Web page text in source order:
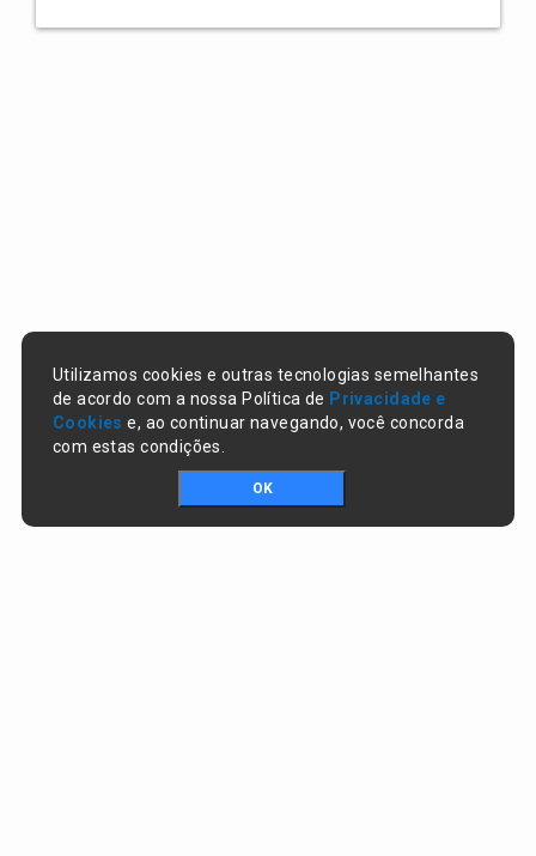
Utilizamos cookies e outras tecnologias semelhantes
de acordo com a nossa Política de Privacidade e
Cookies e, ao continuar navegando, você concorda
com estas condições.
OK